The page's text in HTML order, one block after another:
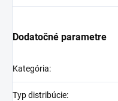
Dodatočné parametre
Kategória:
Typ distribúcie: